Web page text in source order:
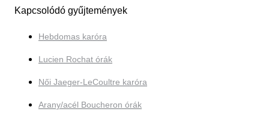
Kapcsolódó gyűjtemények
Hebdomas karóra
Lucien Rochat órák
Női Jaeger-LeCoultre karóra
Arany/acél Boucheron órák